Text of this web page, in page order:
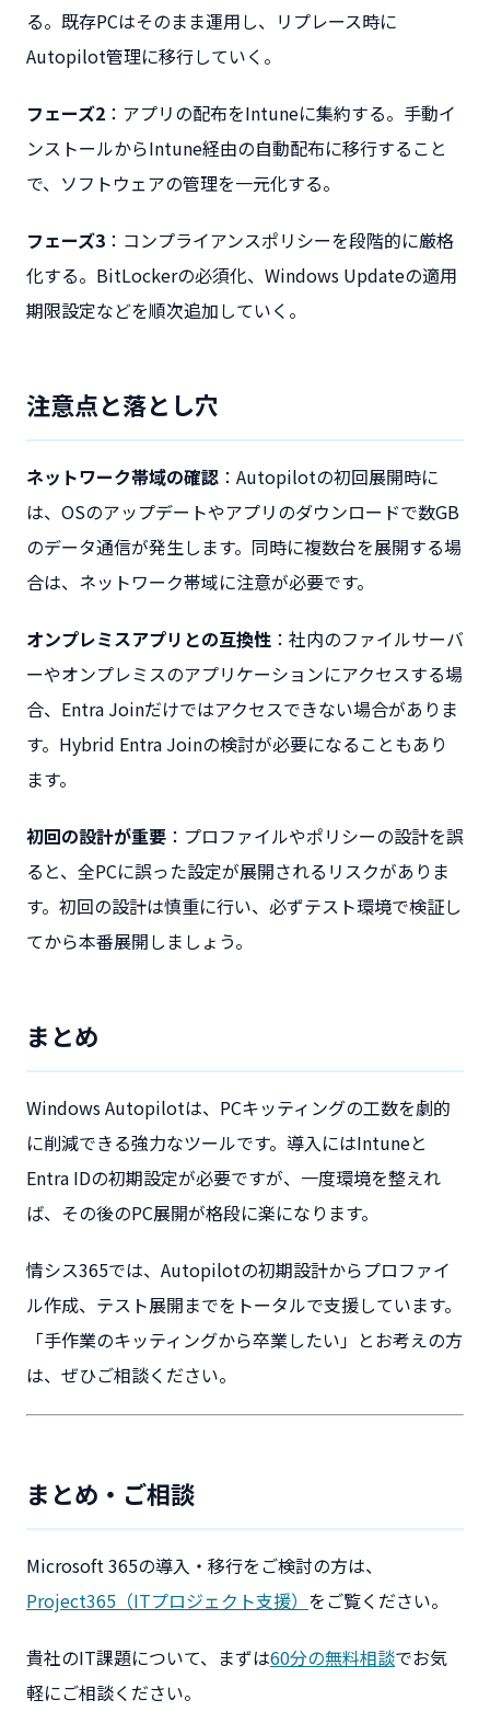
る。既存PCはそのまま運用し、リプレース時に
Autopilot管理に移行していく。
フェーズ2 ：アプリの配布をIntuneに集約する。手動イ
ンストールからIntune経由の自動配布に移行すること
で、ソフトウェアの管理を一元化する。
フェーズ3 ：コンプライアンスポリシーを段階的に厳格
化する。BitLockerの必須化、Windows Updateの適用
期限設定などを順次追加していく。
注意点と落とし穴
ネットワーク帯域の確認 ：Autopilotの初回展開時に
は、OSのアップデートやアプリのダウンロードで数GB
のデータ通信が発生します。同時に複数台を展開する場
合は、ネットワーク帯域に注意が必要です。
オンプレミスアプリとの互換性 ：社内のファイルサーバ
ーやオンプレミスのアプリケーションにアクセスする場
合、Entra Joinだけではアクセスできない場合がありま
す。Hybrid Entra Joinの検討が必要になることもあり
ます。
初回の設計が重要 ：プロファイルやポリシーの設計を誤
ると、全PCに誤った設定が展開されるリスクがありま
す。初回の設計は慎重に行い、必ずテスト環境で検証し
てから本番展開しましょう。
まとめ
Windows Autopilotは、PCキッティングの工数を劇的
に削減できる強力なツールです。導入にはIntuneと
Entra IDの初期設定が必要ですが、一度環境を整えれ
ば、その後のPC展開が格段に楽になります。
情シス365では、Autopilotの初期設計からプロファイ
ル作成、テスト展開までをトータルで支援しています。
「手作業のキッティングから卒業したい」とお考えの方
は、ぜひご相談ください。
まとめ・ご相談
Microsoft 365の導入・移行をご検討の方は、
Project365（ITプロジェクト支援） をご覧ください。
貴社のIT課題について、まずは60分の無料相談でお気
軽にご相談ください。